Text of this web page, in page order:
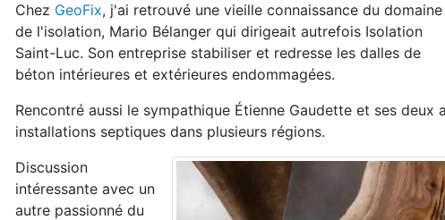
Chez GeoFix, j'ai retrouvé une vieille connaissance du domaine
de l'isolation, Mario Bélanger qui dirigeait autrefois Isolation
Saint-Luc. Son entreprise stabiliser et redresse les dalles de
béton intérieures et extérieures endommagées.
Rencontré aussi le sympathique Étienne Gaudette et ses deux
installations septiques dans plusieurs régions.
Discussion
intéressante avec un
autre passionné du